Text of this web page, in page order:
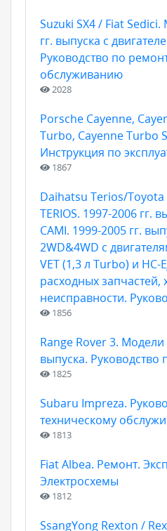
Suzuki SX4 / Fiat
гг. выпуска с
Руководство по
обслуживанию
2028
Porsche Cayenne,
Turbo, Cayenne Turbo
Инструкция по
1867
Daihatsu Terios/Toyota
TERIOS. 1997-2006 гг.
CAMI. 1999-2005 гг.
2WD&4WD с
VET (1,3 л Turbo) и HC-
расходных запчастей,
неисправности.
1856
Range Rover 3. Модели
выпуска. Руководство
1825
Subaru Impreza.
техническому
1813
Fiat Albea. Ремонт.
Электросхемы
1812
SsangYong Rexton /